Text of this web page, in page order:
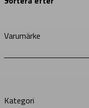
Varumärke
Kategori